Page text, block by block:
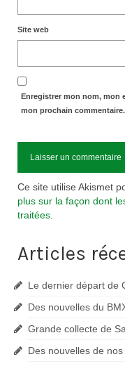
Site web
Enregistrer mon nom, mon
mon prochain commentaire.
Ce site utilise Akismet
plus sur la façon dont
traitées.
Articles
Le dernier départ de
Des nouvelles du
Grande collecte de
Des nouvelles de